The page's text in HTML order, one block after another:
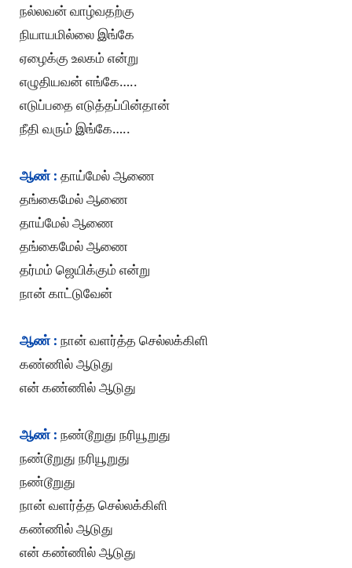
நல்லவன் வாழ்வதற்கு
நியாயமில்லை இங்கே
ஏழைக்கு உலகம் என்று
எழுதியவன் எங்கே…..
எடுப்பதை எடுத்தப்பின்தான்
நீதி வரும் இங்கே…..
ஆண் : தாய்மேல் ஆணை
தங்கைமேல் ஆணை
தாய்மேல் ஆணை
தங்கைமேல் ஆணை
தர்மம் ஜெயிக்கும் என்று
நான் காட்டுவேன்
ஆண் : நான் வளர்த்த செல்லக்கிளி
கண்ணில் ஆடுது
என் கண்ணில் ஆடுது
ஆண் : நண்டூறுது நரியூறுது
நண்டூறுது நரியூறுது
நண்டூறுது
நான் வளர்த்த செல்லக்கிளி
கண்ணில் ஆடுது
என் கண்ணில் ஆடுது